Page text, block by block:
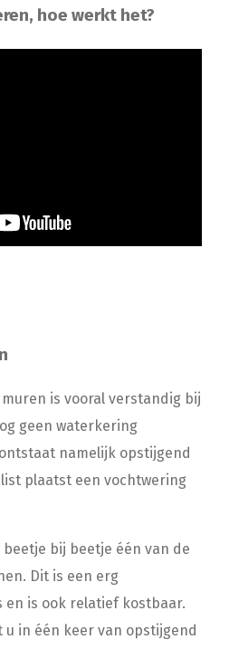
hoe werkt het?
is vooral verstandig bij
geen waterkering
namelijk opstijgend
plaatst een vochtwering
bij beetje één van de
Dit is een erg
is ook relatief kostbaar.
u in één keer van opstijgend